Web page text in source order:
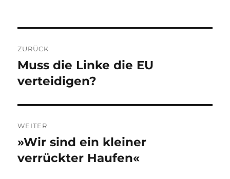
ZURÜCK
Vorheriger
Beitrag:
Muss die Linke die EU
verteidigen?
WEITER
Nächster
Beitrag:
»Wir sind ein kleiner
verrückter Haufen«